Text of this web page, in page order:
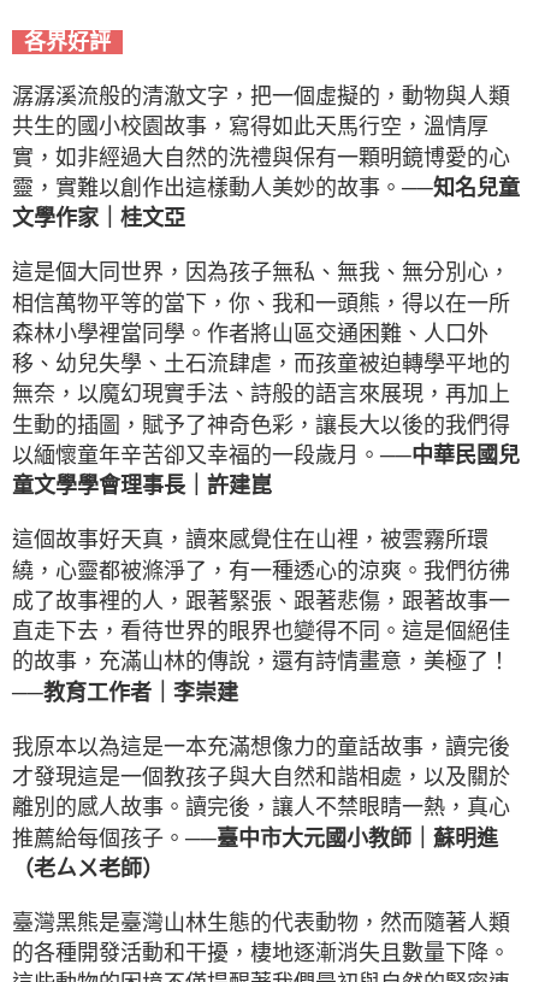
各界好評
潺潺溪流般的清澈文字，把一個虛擬的，動物與人類
共生的國小校園故事，寫得如此天馬行空，溫情厚
實，如非經過大自然的洗禮與保有一顆明鏡博愛的心
靈，實難以創作出這樣動人美妙的故事。 ──知名兒童
文學作家｜桂文亞
這是個大同世界，因為孩子無私、無我、無分別心，
相信萬物平等的當下，你、我和一頭熊，得以在一所
森林小學裡當同學。作者將山區交通困難、人口外
移、幼兒失學、土石流肆虐，而孩童被迫轉學平地的
無奈，以魔幻現實手法、詩般的語言來展現，再加上
生動的插圖，賦予了神奇色彩，讓長大以後的我們得
以緬懷童年辛苦卻又幸福的一段歲月。 ──中華民國兒
童文學學會理事長｜ 許建崑
這個故事好天真，讀來感覺住在山裡，被雲霧所環
繞，心靈都被滌淨了，有一種透心的涼爽。我們彷彿
成了故事裡的人，跟著緊張、跟著悲傷，跟著故事一
直走下去，看待世界的眼界也變得不同。這是個絕佳
的故事，充滿山林的傳說，還有詩情畫意，美極了！
──教育工作者
李崇建
我原本以為這是一本充滿想像力的童話故事，讀完後
才發現這是一個教孩子與大自然和諧相處，以及關於
離別的感人故事。讀完後，讓人不禁眼睛一熱，真心
推薦給每個孩子。 ──臺中市大元國小教師
蘇明進
（老ㄙㄨ老師）
臺灣黑熊是臺灣山林生態的代表動物，然而隨著人類
的各種開發活動和干擾，棲地逐漸消失且數量下降。